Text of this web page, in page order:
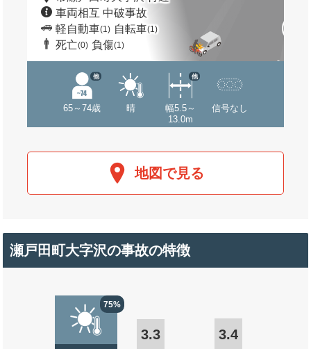
車両相互 中破事故
軽自動車(1) 自転車(1)
死亡(0) 負傷(1)
65～74歳
他
晴
幅5.5～
13.0m
他
信号なし
地図で見る
瀬戸田町大字沢の事故の特徴
75%
3.3 3.4